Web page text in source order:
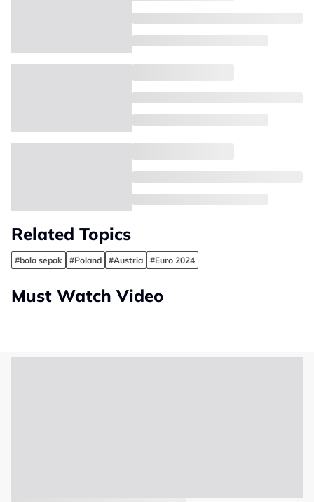
Related Topics
#bola sepak #Poland #Austria #Euro 2024
Must Watch Video